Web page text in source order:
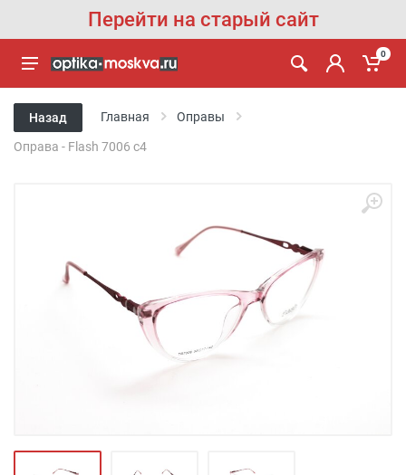
Перейти на старый сайт
0
Назад Главная Оправы
Оправа - Flash 7006 c4